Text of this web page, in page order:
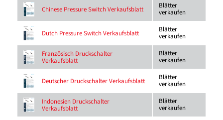
Chinese Pressure Switch Verkaufsblatt Blätter
verkaufen
Dutch Pressure Switch Verkaufsblatt Blätter
verkaufen
Französisch Druckschalter
Verkaufsblatt
Blätter
verkaufen
Deutscher Druckschalter Verkaufsblatt Blätter
verkaufen
Indonesien Druckschalter
Verkaufsblatt
Blätter
verkaufen